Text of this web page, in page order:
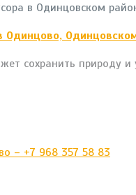
в Одинцовском
Одинцово,
сохранить